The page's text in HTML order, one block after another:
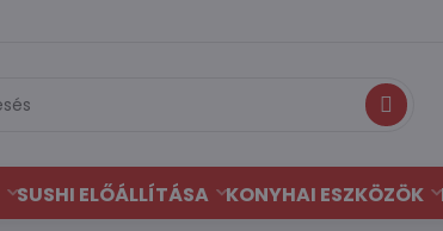
Keresés
SUSHI ELŐÁLLÍTÁSA KONYHAI ESZKÖZÖK